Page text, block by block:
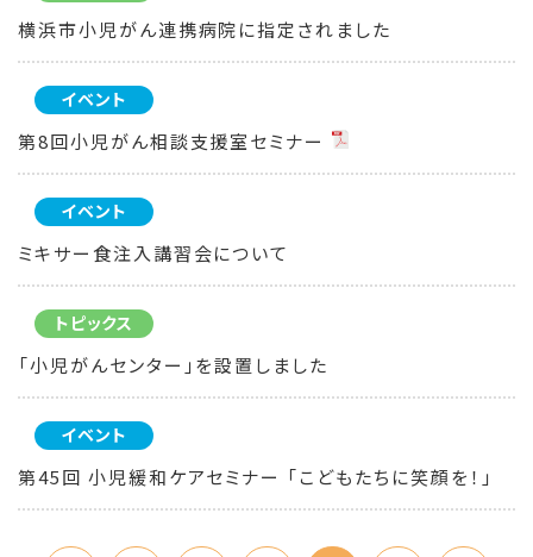
横浜市小児がん連携病院に指定されました
イベント
第8回小児がん相談支援室セミナー
イベント
ミキサー食注入講習会について
トピックス
「小児がんセンター」を設置しました
イベント
第45回 小児緩和ケアセミナー 「こどもたちに笑顔を！」